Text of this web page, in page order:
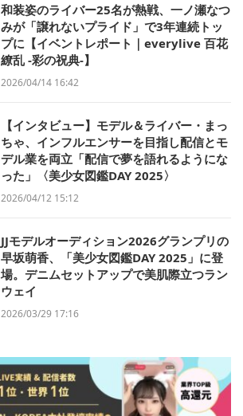
和装姿のライバー25名が熱戦、一ノ瀬なつ
みが「譲れないプライド」で3年連続トッ
プに【イベントレポート｜everylive 百花
繚乱 -彩の祝典-】
2026/04/14 16:42
【インタビュー】モデル＆ライバー・まっ
ちゃ、インフルエンサーを目指し配信とモ
デル業を両立「配信で夢を語れるようにな
った」〈美少女図鑑DAY 2025〉
2026/04/12 15:12
JJモデルオーディション2026グランプリの
早坂萌香、「美少女図鑑DAY 2025」に登
場。デニムセットアップで美肌際立つラン
ウェイ
2026/03/29 17:16